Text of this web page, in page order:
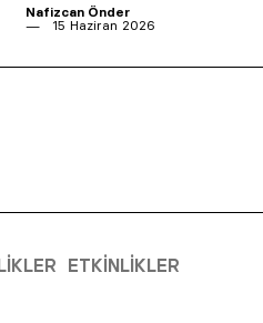
Nafizcan Önder
15 Haziran 2026
ETKINLIKLER